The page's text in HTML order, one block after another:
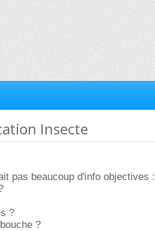
Insecte
pas beaucoup d'info objectives :
?
?